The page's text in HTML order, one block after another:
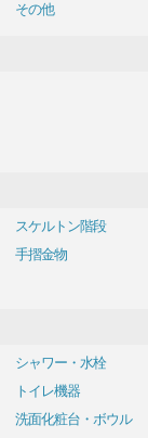
その他
スケルトン階段
手摺金物
シャワー・水栓
トイレ機器
洗面化粧台・ボウル